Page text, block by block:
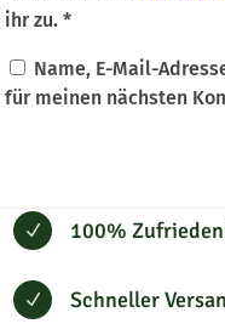
ihr zu. *
Name, E-Mail-
für meinen nächsten
N 100%
N Schneller